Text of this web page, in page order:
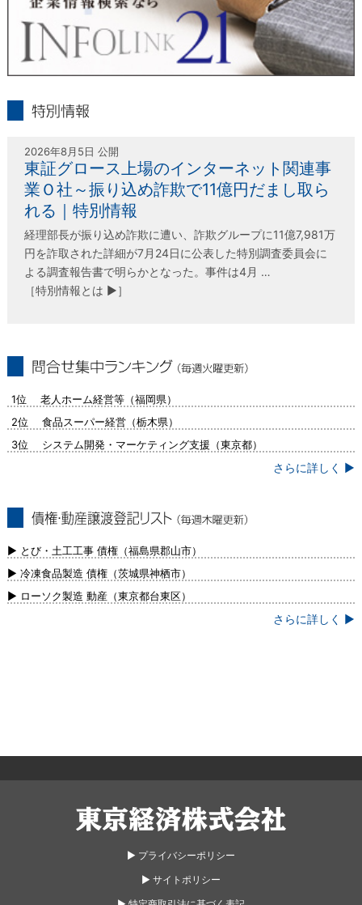
受付時間 平日9：00～17：00
2026年8月5日 公開
東証グロース上場のインターネット関連事
業Ｏ社～振り込め詐欺で11億円だまし取ら
れる｜特別情報
経理部長が振り込め詐欺に遭い、詐欺グループに11億7,981万
円を詐取された詳細が7月24日に公表した特別調査委員会に
よる調査報告書で明らかとなった。事件は4月 …
［特別情報とは ▶］
1位 老人ホーム経営等（福岡県）
2位 食品スーパー経営（栃木県）
3位 システム開発・マーケティング支援（東京都）
さらに詳しく ▶
新）
▶ とび・土工工事 債権（福島県郡山市）
▶ 冷凍食品製造 債権（茨城県神栖市）
▶ ローソク製造 動産（東京都台東区）
さらに詳しく ▶
▶︎ プライバシーポリシー
▶︎ サイトポリシー